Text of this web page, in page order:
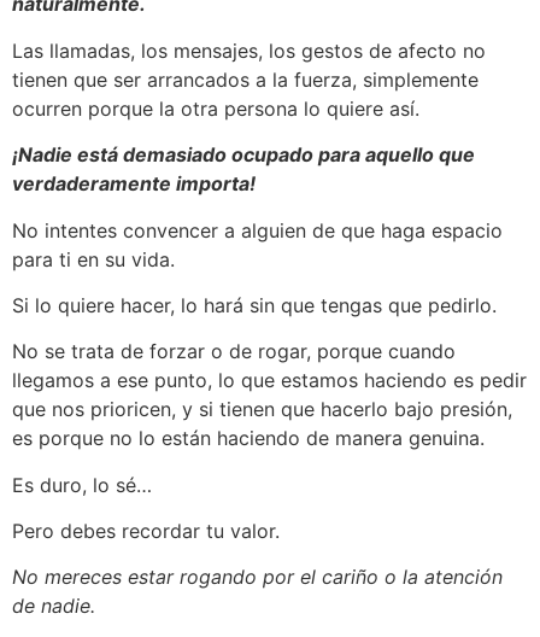
Las llamadas, los mensajes, los gestos de afecto no
tienen que ser arrancados a la fuerza, simplemente
ocurren porque la otra persona lo quiere así.
¡Nadie está demasiado ocupado para aquello que
verdaderamente importa!
No intentes convencer a alguien de que haga espacio
para ti en su vida.
Si lo quiere hacer, lo hará sin que tengas que pedirlo.
No se trata de forzar o de rogar, porque cuando
llegamos a ese punto, lo que estamos haciendo es pedir
que nos prioricen, y si tienen que hacerlo bajo presión,
es porque no lo están haciendo de manera genuina.
Es duro, lo sé…
Pero debes recordar tu valor.
No mereces estar rogando por el cariño o la atención
de nadie.